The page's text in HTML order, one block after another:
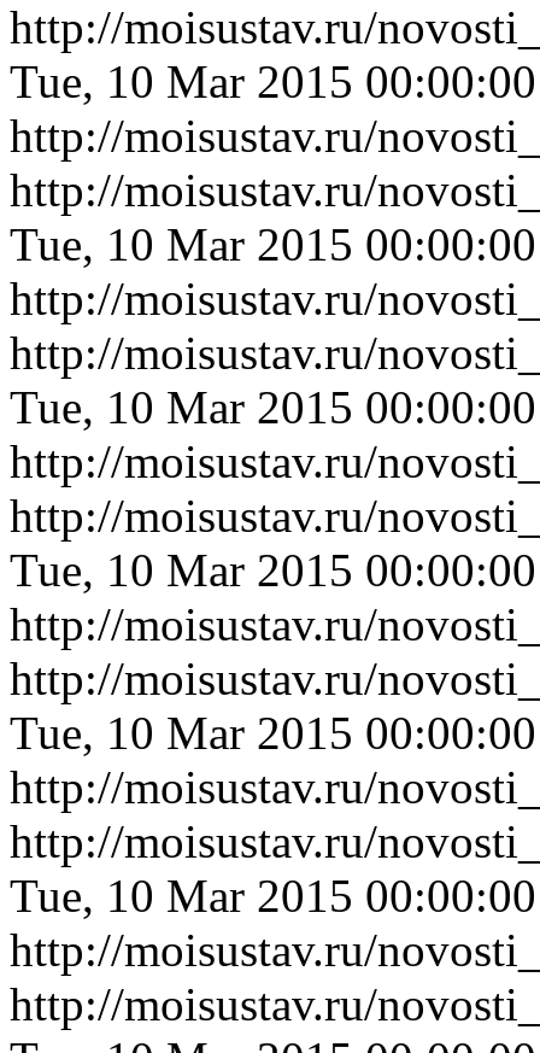
http://moisustav.ru/
Tue, 10 Mar 2015
http://moisustav.ru/
http://moisustav.ru/
Tue, 10 Mar 2015
http://moisustav.ru/
http://moisustav.ru/
Tue, 10 Mar 2015
http://moisustav.ru/
http://moisustav.ru/
Tue, 10 Mar 2015
http://moisustav.ru/
http://moisustav.ru/
Tue, 10 Mar 2015
http://moisustav.ru/
http://moisustav.ru/
Tue, 10 Mar 2015
http://moisustav.ru/
http://moisustav.ru/